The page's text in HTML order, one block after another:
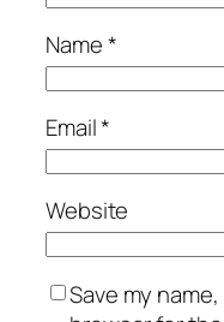
Name*
Email*
Website
Save my